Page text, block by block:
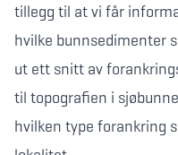
tillegg til at vi får
hvilke bunnsedimenter
ut ett snitt av
til topografien i
hvilken type forankring